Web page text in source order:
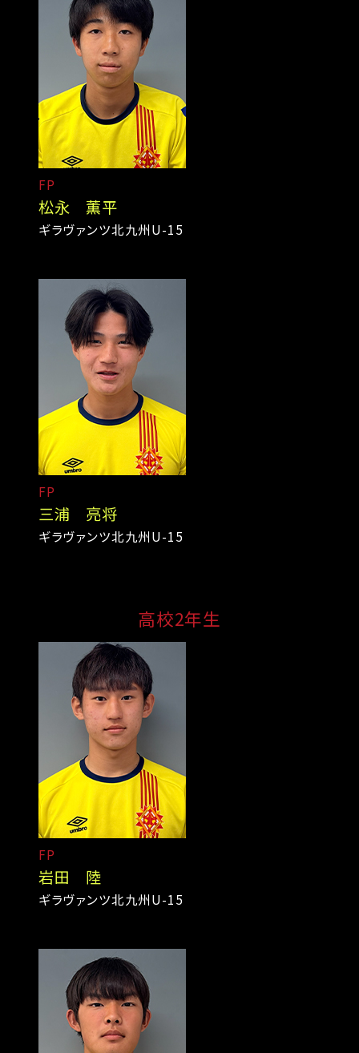
FP
松永 薫平
ギラヴァンツ北九州U-15
FP
三浦 亮将
ギラヴァンツ北九州U-15
高校2年生
FP
岩田 陸
ギラヴァンツ北九州U-15